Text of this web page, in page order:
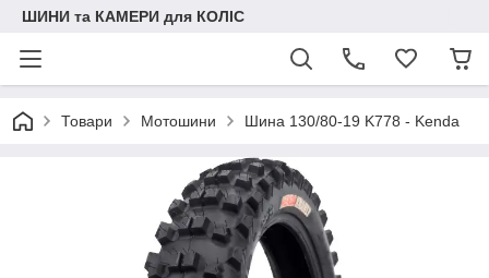
ШИНИ та КАМЕРИ для КОЛІС
Товари Мотошини Шина 130/80-19 K778 - Kenda